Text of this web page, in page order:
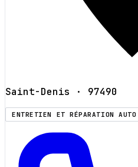
Saint-Denis · 97490
ENTRETIEN ET RÉPARATION AUTO